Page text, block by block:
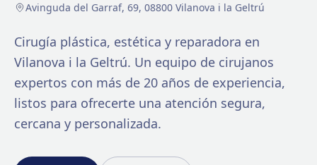
Avinguda del Garraf, 69, 08800 Vilanova i la Geltrú
Cirugía plástica, estética y reparadora en
Vilanova i la Geltrú. Un equipo de cirujanos
expertos con más de 20 años de experiencia,
listos para ofrecerte una atención segura,
cercana y personalizada.